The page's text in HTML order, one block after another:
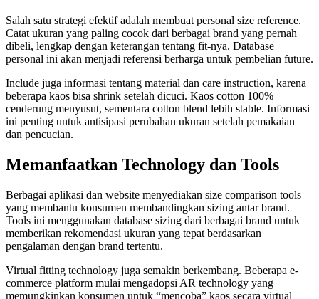
Salah satu strategi efektif adalah membuat personal size reference.
Catat ukuran yang paling cocok dari berbagai brand yang pernah
dibeli, lengkap dengan keterangan tentang fit-nya. Database
personal ini akan menjadi referensi berharga untuk pembelian future.
Include juga informasi tentang material dan care instruction, karena
beberapa kaos bisa shrink setelah dicuci. Kaos cotton 100%
cenderung menyusut, sementara cotton blend lebih stable. Informasi
ini penting untuk antisipasi perubahan ukuran setelah pemakaian
dan pencucian.
Memanfaatkan Technology dan Tools
Berbagai aplikasi dan website menyediakan size comparison tools
yang membantu konsumen membandingkan sizing antar brand.
Tools ini menggunakan database sizing dari berbagai brand untuk
memberikan rekomendasi ukuran yang tepat berdasarkan
pengalaman dengan brand tertentu.
Virtual fitting technology juga semakin berkembang. Beberapa e-
commerce platform mulai mengadopsi AR technology yang
memungkinkan konsumen untuk “mencoba” kaos secara virtual